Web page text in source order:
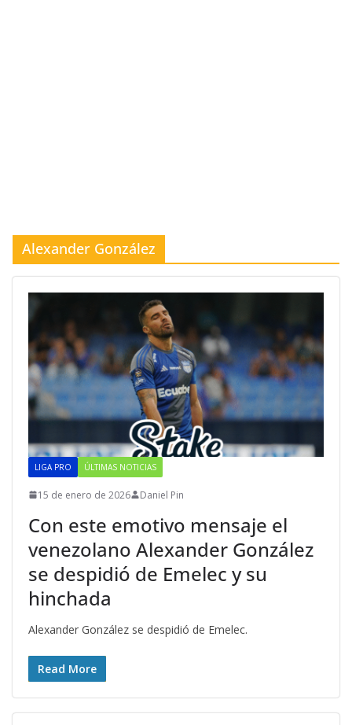
Alexander González
LIGA PRO ÚLTIMAS NOTICIAS
15 de enero de 2026 Daniel Pin
Con este emotivo mensaje el
venezolano Alexander González
se despidió de Emelec y su
hinchada
Alexander González se despidió de Emelec.
Read More